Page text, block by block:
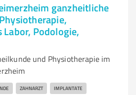
ganzheitliche
Podologie,
und Physiotherapie im
ZAHNARZT IMPLANTATE